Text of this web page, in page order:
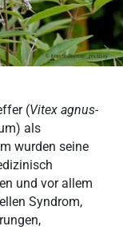
(Vitex agnus-
als
wurden seine
und vor allem
Syndrom,